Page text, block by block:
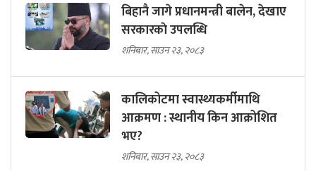
बिहानै जागे प्रधानमन्त्री बालेन, देखाए
सरकारकाे उपलब्धि
शनिबार, साउन २३, २०८३
कालिकोटमा स्वास्थ्यकर्मीमाथि
आक्रमण : स्थानीय किन आक्रोशित
भए?
शनिबार, साउन २३, २०८३